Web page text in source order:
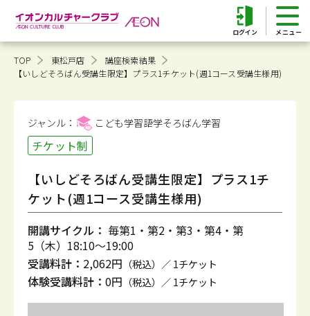
ログイン
TOP 東松戸店
講座検索結果
【いしどそろばん受講生限定】プラス1チケット(週1コース受講生様用)
ジャンル： こども学習語学そろばん学習
チケット制
【いしどそろばん受講生限定】プラス1チ
ケット(週1コース受講生様用)
開講サイクル： 毎第1・第2・第3・第4・第
5（木）18:10～19:00
受講料計： 2,062円 （税込）／ 1チケット
体験受講料計： 0円 （税込）／ 1チケット